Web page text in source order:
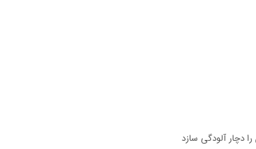
دچار آلودگی سازد